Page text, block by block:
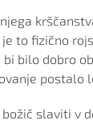
to fizično
bi bilo dobro
postalo
božič slaviti v